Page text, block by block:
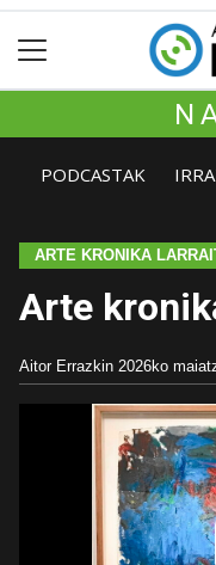
PODCASTAK
ARTE KRONIKA
Arte
Aitor Errazkin 2026ko